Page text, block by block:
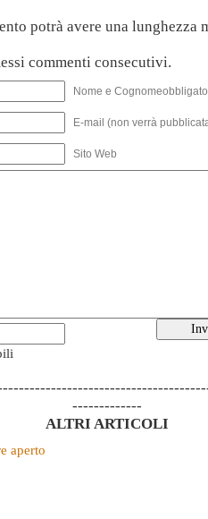
potrà avere una lunghezza
commenti consecutivi.
Nome e
E-mail (non verrà
Sito Web
-------------
ALTRI ARTICOLI
aperto